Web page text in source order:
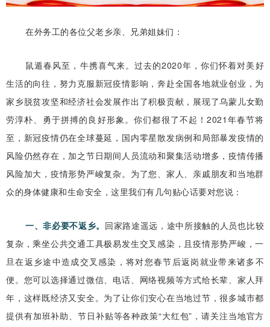
在外务工的各位父老乡亲、兄弟姐妹们：
鼠遁春风至，牛携喜气来。过去的2020年，你们怀着对美好
生活的向往，努力克服新冠疫情影响，奔赴全国各地就业创业，为
家乡脱贫攻坚和经济社会发展作出了积极贡献，展现了乌蒙儿女勤
劳淳朴、勇于拼搏的良好形象。你们都很了不起！2021年春节将
至，新冠疫情仍在全球蔓延，国内零星散发病例和局部暴发疫情的
风险仍然存在，加之节日期间人员流动和聚集活动增多，疫情传播
风险加大，疫情形势严峻复杂。为了您、家人、亲戚朋友和当地群
众的身体健康和生命安全，这里我们有几句贴心话要对您说：
一、非必要不返乡。 回家路途遥远，途中所接触的人员也比较
复杂，乘坐公共交通工具极易发生交叉感染，且疫情形势严峻，一
旦在返乡途中造成交叉感染，将对您春节后返岗就业带来诸多不
便。您可以选择通过微信、电话、网络视频等方式给长辈、家人拜
年，这样既经济又安全。为了让你们安心在当地过节，很多城市都
提供有加班补助、节日补贴等各种政策“大红包”，请关注当地官方